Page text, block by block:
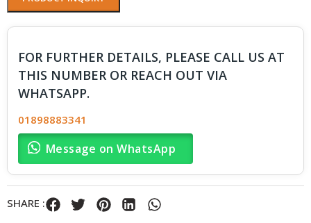
FOR FURTHER DETAILS, PLEASE CALL US AT
THIS NUMBER OR REACH OUT VIA
WHATSAPP.
01898883341
Message on WhatsApp
SHARE :